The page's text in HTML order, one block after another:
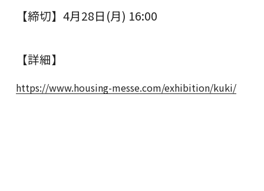
【締切】4月28日(月) 16:00
【詳細】
https://www.housing-messe.com/exhibition/kuki/